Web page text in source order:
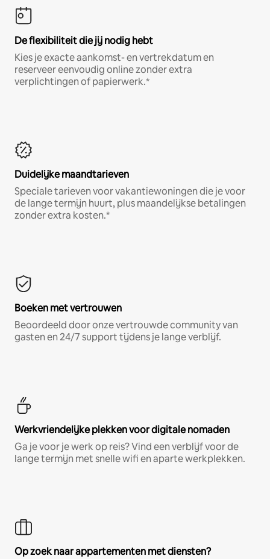
De flexibiliteit die jij nodig hebt
Kies je exacte aankomst- en vertrekdatum en
reserveer eenvoudig online zonder extra
verplichtingen of papierwerk.*
Duidelijke maandtarieven
Speciale tarieven voor vakantiewoningen die je voor
de lange termijn huurt, plus maandelijkse betalingen
zonder extra kosten.*
Boeken met vertrouwen
Beoordeeld door onze vertrouwde community van
gasten en 24/7 support tijdens je lange verblijf.
Werkvriendelijke plekken voor digitale nomaden
Ga je voor je werk op reis? Vind een verblijf voor de
lange termijn met snelle wifi en aparte werkplekken.
Op zoek naar appartementen met diensten?